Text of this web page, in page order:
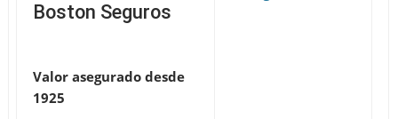
Boston Seguros
Valor asegurado desde
1925